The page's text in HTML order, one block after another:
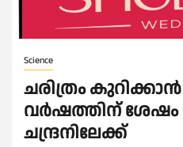
Science
ചരിത്രം
വർഷത്തിന്
ചന്ദ്രനിലേക്ക്